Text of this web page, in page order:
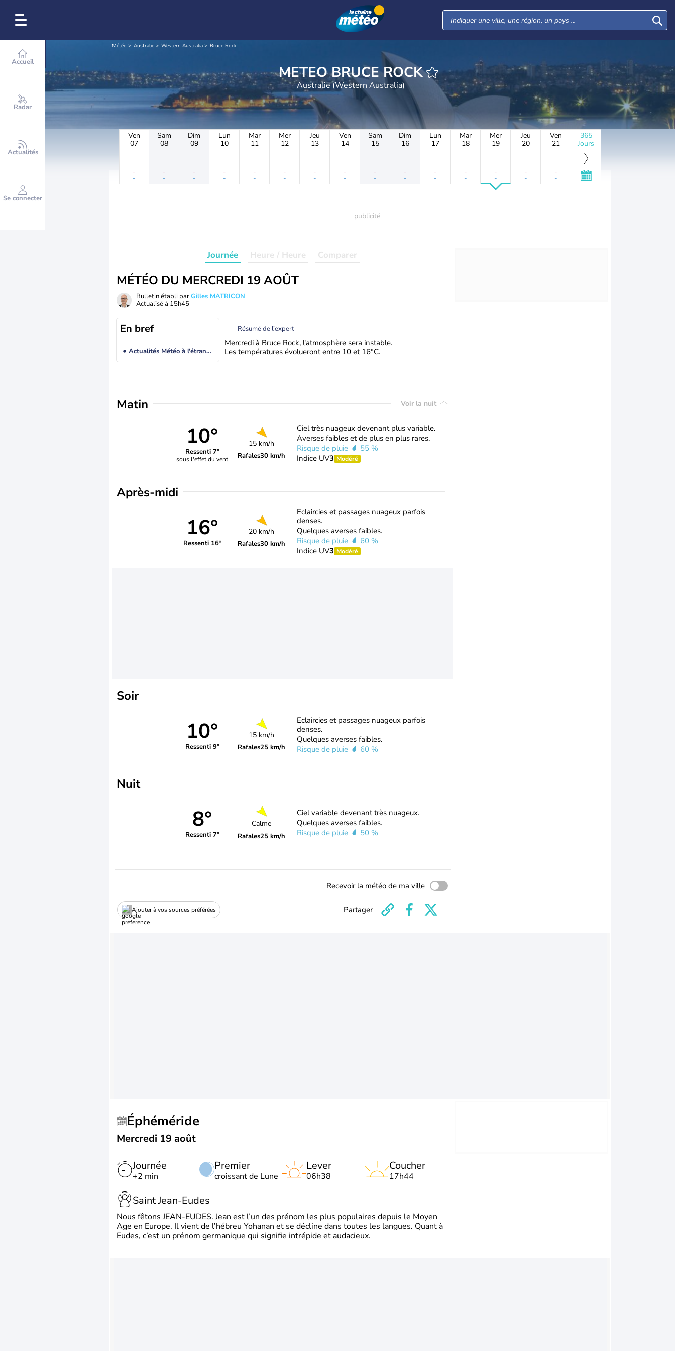
Accueil
Radar
Actualités
Se connecter
Météo Australie Western Australia Bruce Rock
METEO BRUCE ROCK
Australie (Western Australia)
Ven
07
-
-
Sam
08
-
-
Dim
09
-
-
Lun
10
-
-
Mar
11
-
-
Mer
12
-
-
Jeu
13
-
-
Ven
14
-
-
Sam
15
-
-
Dim
16
-
-
Lun
17
-
-
Mar
18
-
-
Mer
19
-
-
Jeu
20
-
-
Ven
21
-
-
365
Jours
Journée Heure / Heure Comparer
MÉTÉO DU MERCREDI 19 AOÛT
Bulletin établi parGilles MATRICON
Actualisé à 15h45
En bref
Actualités Météo à l'étranger
Résumé de l’expert
Mercredi à Bruce Rock, l'atmosphère sera instable.
Les températures évolueront entre 10 et 16°C.
Matin Voir la nuit
10°
Ressenti 7°
sous l'effet du vent
15 km/h
Rafales30 km/h
Ciel très nuageux devenant plus variable.
Averses faibles et de plus en plus rares.
Risque de pluie
55 %
Indice UV3 Modéré
Après-midi
16°
Ressenti 16°
20 km/h
Rafales30 km/h
Eclaircies et passages nuageux parfois
denses.
Quelques averses faibles.
Risque de pluie
60 %
Indice UV3 Modéré
Soir
10°
Ressenti 9°
15 km/h
Rafales25 km/h
Eclaircies et passages nuageux parfois
denses.
Quelques averses faibles.
Risque de pluie
60 %
Nuit
8°
Ressenti 7°
Calme
Rafales25 km/h
Ciel variable devenant très nuageux.
Quelques averses faibles.
Risque de pluie
50 %
Recevoir la météo de ma ville
Ajouter à vos sources préférées Partager
Éphéméride
Mercredi 19 août
Journée
+2 min
Premier
croissant de Lune
Lever
06h38
Coucher
17h44
Saint Jean-Eudes
Nous fêtons JEAN-EUDES. Jean est l’un des prénom les plus populaires depuis le Moyen
Age en Europe. Il vient de l’hébreu Yohanan et se décline dans toutes les langues. Quant à
Eudes, c’est un prénom germanique qui signifie intrépide et audacieux.